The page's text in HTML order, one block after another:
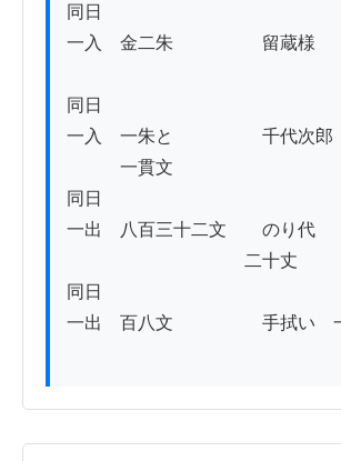
同日
一入　金二朱　　　　　留蔵様
同日
一入　一朱と　　　　　千代次郎
一貫文
同日
一出　八百三十二文　　のり代
二十丈
同日
一出　百八文　　　　　手拭い　